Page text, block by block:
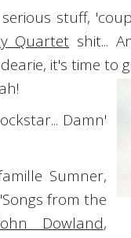
stuff,
Quartet shit...
it's time to
Damn'
Sumner,
Songs from the
Dowland,